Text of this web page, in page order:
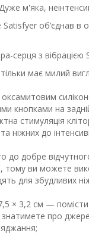
Дуже м'яка,
об’єднав в
серця з вібрацією
має милий
кнопками на
стимуляція
та ніжних до
до добре
ви можете
для збудливих
× 3,2 см —
про